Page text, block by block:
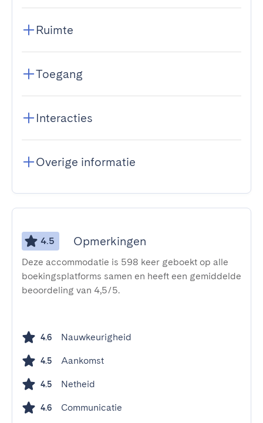
Ruimte
Toegang
Interacties
Overige informatie
4.5 Opmerkingen
Deze accommodatie is 598 keer geboekt op alle
boekingsplatforms samen en heeft een gemiddelde
beoordeling van 4,5/5.
4.6 Nauwkeurigheid
4.5 Aankomst
4.5 Netheid
4.6 Communicatie